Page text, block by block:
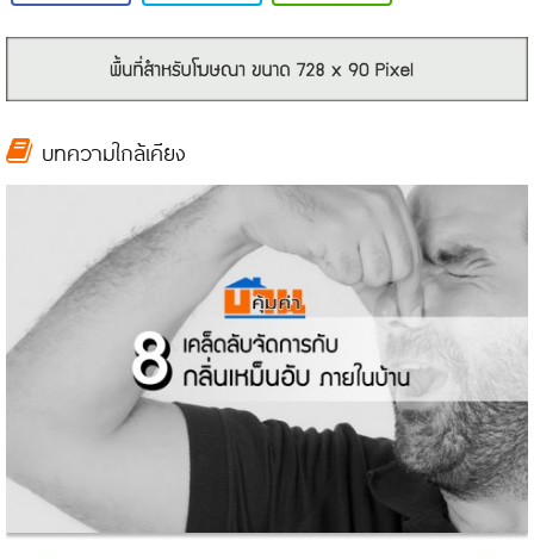
บทความใกล้เคียง